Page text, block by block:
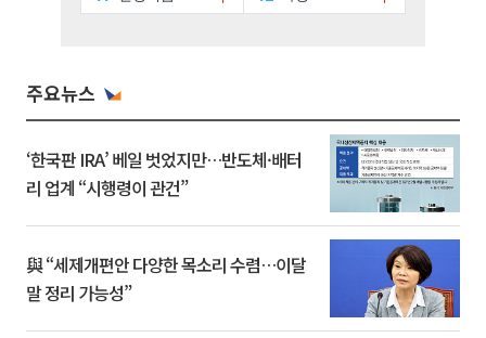
주요뉴스
‘한국판 IRA’ 베일 벗었지만…반도체·배터
리 업계 “시행령이 관건”
與 “세제개편안 다양한 목소리 수렴…이달
말 정리 가능성”